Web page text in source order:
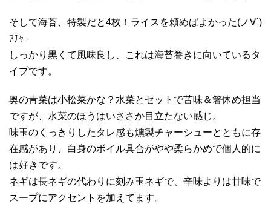
そして海苔、特製だと4枚！ライスを頼めばよかった(ノ∀`)
ｱﾁｬｰ
しっかり黒くて風味良し、これは海苔巻きに向いているタ
イプです。
奥の青菜は小松菜かな？水菜とセットで苦味＆箸休め担当
ですが、水菜のほうはいささか目立たない感じ。
味玉のくっきりしたタレ感も燻製チャーシューとともに存
在感があり、白身のボイル具合がやや柔らかめで個人的に
は好きです。
ネギは長ネギの代わりに刻み玉ネギで、辛味よりは甘味で
スープにアクセントを加えてます。